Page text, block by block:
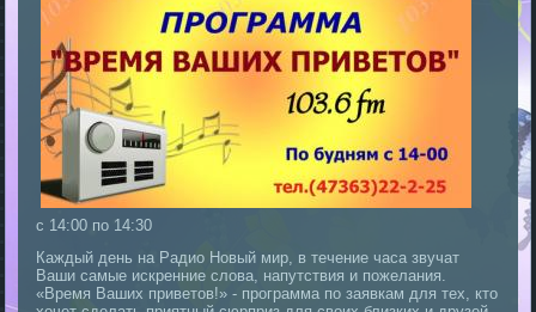
с 14:00 по 14:30
Каждый день на Радио Новый мир, в течение часа звучат
Ваши самые искренние слова, напутствия и пожелания.
«Время Ваших приветов!» - программа по заявкам для тех, кто